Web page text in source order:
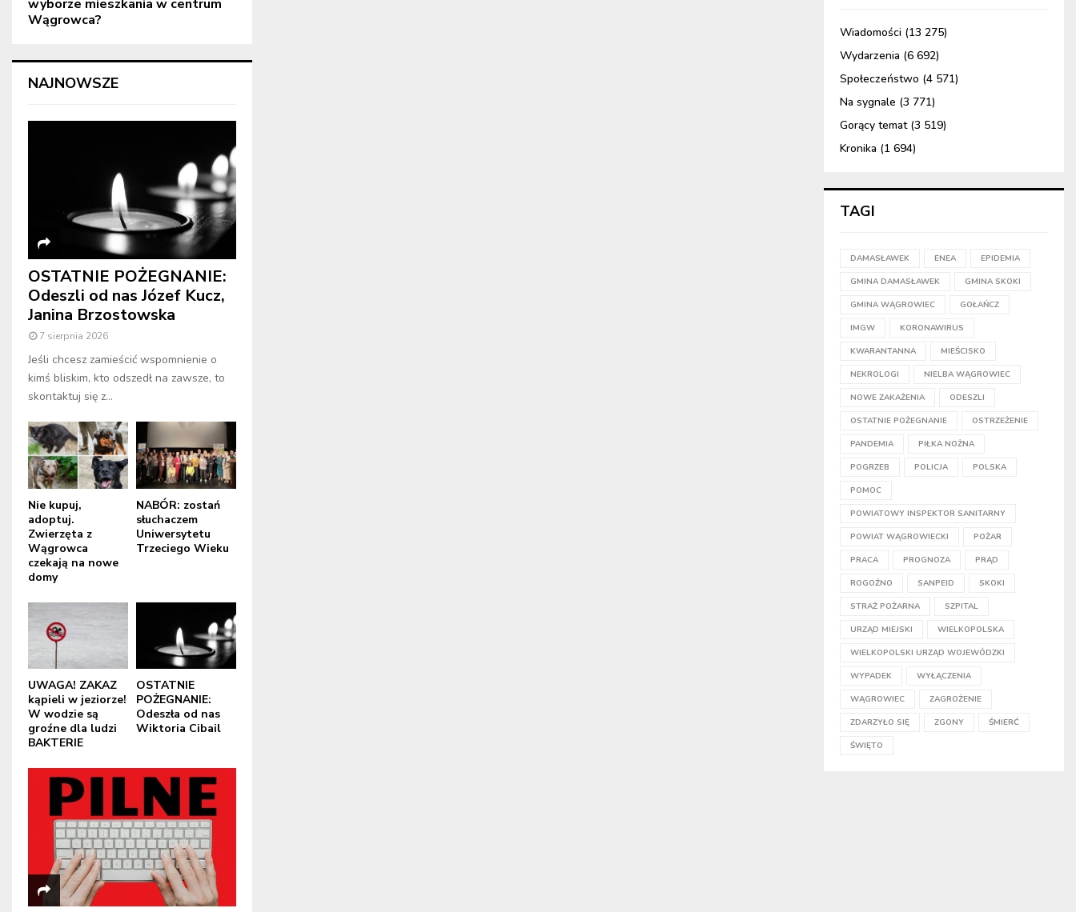
wyborze mieszkania w centrum
Wągrowca?
NAJNOWSZE
OSTATNIE POŻEGNANIE:
Odeszli od nas Józef Kucz,
Janina Brzostowska
7 sierpnia 2026
Jeśli chcesz zamieścić wspomnienie o
kimś bliskim, kto odszedł na zawsze, to
skontaktuj się z...
Nie kupuj,
adoptuj.
Zwierzęta z
Wągrowca
czekają na nowe
domy
NABÓR: zostań
słuchaczem
Uniwersytetu
Trzeciego Wieku
UWAGA! ZAKAZ
kąpieli w jeziorze!
W wodzie są
groźne dla ludzi
BAKTERIE
OSTATNIE
POŻEGNANIE:
Odeszła od nas
Wiktoria Cibail
Wiadomości (13 275)
Wydarzenia (6 692)
Społeczeństwo (4 571)
Na sygnale (3 771)
Gorący temat(3 519)
Kronika (1 694)
TAGI
DAMASŁAWEK ENEA EPIDEMIA
GMINA DAMASŁAWEK GMINA SKOKI
GMINA WĄGROWIEC GOŁAŃCZ
IMGW KORONAWIRUS
KWARANTANNA MIEŚCISKO
NEKROLOGI NIELBA WĄGROWIEC
NOWE ZAKAŻENIA ODESZLI
OSTATNIE POŻEGNANIE OSTRZEŻENIE
PANDEMIA PIŁKA NOŻNA
POGRZEB POLICJA POLSKA
POMOC
POWIATOWY INSPEKTOR SANITARNY
POWIAT WĄGROWIECKI POŻAR
PRACA PROGNOZA PRĄD
ROGOŹNO SANPEID SKOKI
STRAŻ POŻARNA SZPITAL
URZĄD MIEJSKI WIELKOPOLSKA
WIELKOPOLSKI URZĄD WOJEWÓDZKI
WYPADEK WYŁĄCZENIA
WĄGROWIEC ZAGROŻENIE
ZDARZYŁO SIĘ ZGONY ŚMIERĆ
ŚWIĘTO